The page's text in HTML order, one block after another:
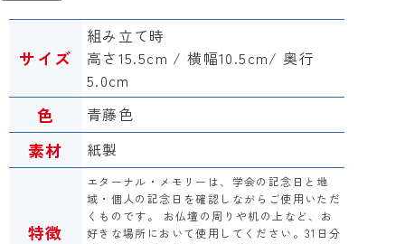
サイズ
組み立て時
高さ15.5cm / 横幅10.5cm/ 奥行
5.0cm
色 青藤色
素材 紙製
特徴
エターナル・メモリーは、学会の記念日と地
域・個人の記念日を確認しながらご使用いただ
くものです。 お仏壇の周りや机の上など、お
好きな場所において使用してください。31日分